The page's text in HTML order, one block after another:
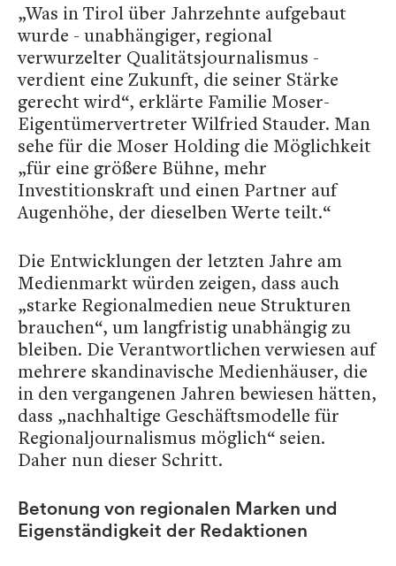
„Was in Tirol über Jahrzehnte aufgebaut
wurde - unabhängiger, regional
verwurzelter Qualitätsjournalismus -
verdient eine Zukunft, die seiner Stärke
gerecht wird“, erklärte Familie Moser-
Eigentümervertreter Wilfried Stauder. Man
sehe für die Moser Holding die Möglichkeit
„für eine größere Bühne, mehr
Investitionskraft und einen Partner auf
Augenhöhe, der dieselben Werte teilt.“
Die Entwicklungen der letzten Jahre am
Medienmarkt würden zeigen, dass auch
„starke Regionalmedien neue Strukturen
brauchen“, um langfristig unabhängig zu
bleiben. Die Verantwortlichen verwiesen auf
mehrere skandinavische Medienhäuser, die
in den vergangenen Jahren bewiesen hätten,
dass „nachhaltige Geschäftsmodelle für
Regionaljournalismus möglich“ seien.
Daher nun dieser Schritt.
Betonung von regionalen Marken und
Eigenständigkeit der Redaktionen